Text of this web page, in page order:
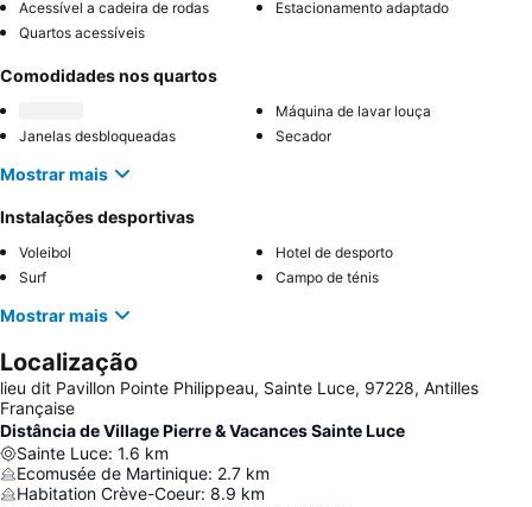
Acessível a cadeira de rodas
Estacionamento adaptado
Quartos acessíveis
Comodidades nos quartos
Máquina de lavar louça
Janelas desbloqueadas
Secador
Mostrar mais
Instalações desportivas
Voleibol
Hotel de desporto
Surf
Campo de ténis
Mostrar mais
Localização
lieu dit Pavillon Pointe Philippeau, Sainte Luce, 97228, Antilles
Française
Distância de Village Pierre & Vacances Sainte Luce
Sainte Luce: 1.6 km
Ecomusée de Martinique: 2.7 km
Habitation Crève-Coeur: 8.9 km